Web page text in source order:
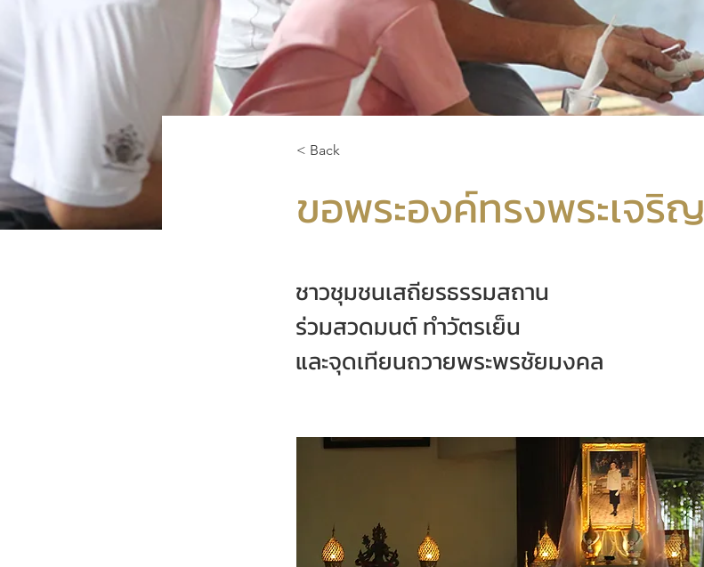
< Back
ขอพระองค์ทรงพระเจริญ
ชาวชุมชนเสถียรธรรมสถาน
ร่วมสวดมนต์ ทำวัตรเย็น
และจุดเทียนถวายพระพรชัยมงคล